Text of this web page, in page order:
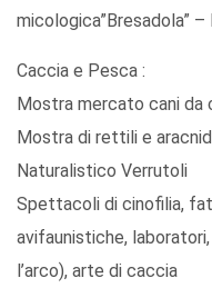
micologica”Bresadola”
Caccia e Pesca :
Mostra mercato cani
Mostra di rettili e
Naturalistico Verrutoli
Spettacoli di cinofilia,
avifaunistiche,
l’arco), arte di caccia